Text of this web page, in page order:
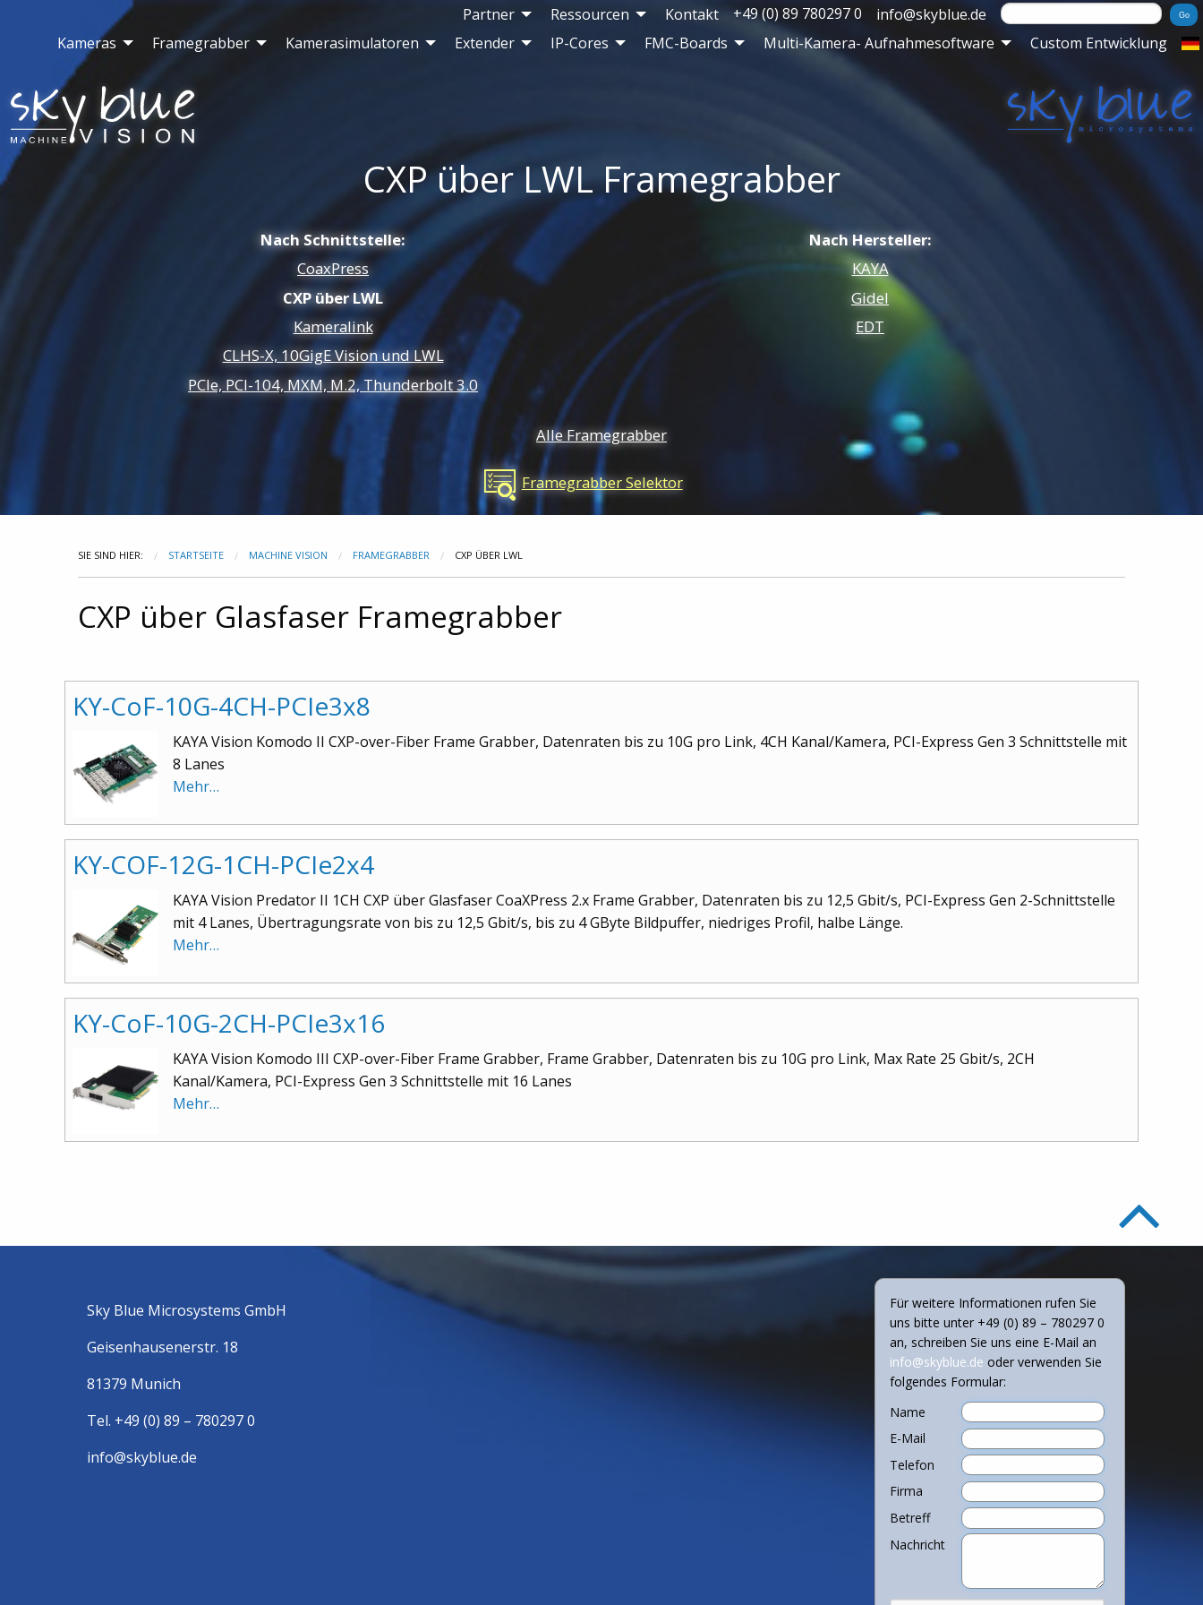
Partner Ressourcen Kontakt +49 (0) 89 780297 0
info@skyblue.de
Kameras
Framegrabber Kamerasimulatoren Extender IP-Cores FMC-Boards Multi-Kamera- Aufnahmesoftware Custom Entwicklung
CXP über LWL Framegrabber
Nach Schnittstelle:
CoaxPress
CXP über LWL
Kameralink
CLHS-X, 10GigE Vision und LWL
PCIe, PCI-104, MXM, M.2, Thunderbolt 3.0
Nach Hersteller:
KAYA
Gidel
EDT
Alle Framegrabber
Framegrabber Selektor
SIE SIND HIER: STARTSEITE MACHINE VISION FRAMEGRABBER CXP ÜBER LWL
CXP über Glasfaser Framegrabber
KY-CoF-10G-4CH-PCIe3x8
KAYA Vision Komodo II CXP-over-Fiber Frame Grabber, Datenraten bis zu 10G pro Link, 4CH Kanal/Kamera, PCI-Express Gen 3 Schnittstelle mit
8 Lanes
Mehr…
KY-COF-12G-1CH-PCIe2x4
KAYA Vision Predator II 1CH CXP über Glasfaser CoaXPress 2.x Frame Grabber, Datenraten bis zu 12,5 Gbit/s, PCI-Express Gen 2-Schnittstelle
mit 4 Lanes, Übertragungsrate von bis zu 12,5 Gbit/s, bis zu 4 GByte Bildpuffer, niedriges Profil, halbe Länge.
Mehr…
KY-CoF-10G-2CH-PCIe3x16
KAYA Vision Komodo III CXP-over-Fiber Frame Grabber, Frame Grabber, Datenraten bis zu 10G pro Link, Max Rate 25 Gbit/s, 2CH
Kanal/Kamera, PCI-Express Gen 3 Schnittstelle mit 16 Lanes
Mehr…
Sky Blue Microsystems GmbH
Geisenhausenerstr. 18
81379 Munich
Tel. +49 (0) 89 – 780297 0
info@skyblue.de
Für weitere Informationen rufen Sie
uns bitte unter +49 (0) 89 – 780297 0
an, schreiben Sie uns eine E-Mail an
info@skyblue.de oder verwenden Sie
folgendes Formular:
Name
E-Mail
Telefon
Firma
Betreff
Nachricht